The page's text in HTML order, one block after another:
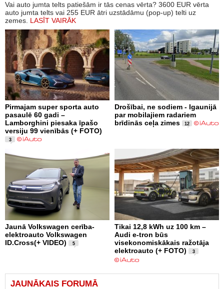
Vai auto jumta telts patiešām ir tās cenas vērta? 3600 EUR vērta
auto jumta telts vai 255 EUR ātri uzstādāmu (pop-up) telti uz
zemes. LASĪT VAIRĀK
Pirmajam super sporta auto
pasaulē 60 gadi –
Lamborghini piesaka īpašo
versiju 99 vienībās (+ FOTO)
3
Drošībai, ne sodiem - Igaunijā
par mobilajiem radariem
brīdinās ceļa zimes
12
Jaunā Volkswagen cerība-
elektroauto Volkswagen
ID.Cross(+ VIDEO)
5
Tikai 12,8 kWh uz 100 km –
Audi e-tron būs
visekonomiskākais ražotāja
elektroauto (+ FOTO)
3
JAUNĀKAIS FORUMĀ